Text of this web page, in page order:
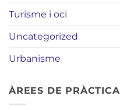
Turisme i oci
Uncategorized
Urbanisme
ÀREES DE PRÀCTICA